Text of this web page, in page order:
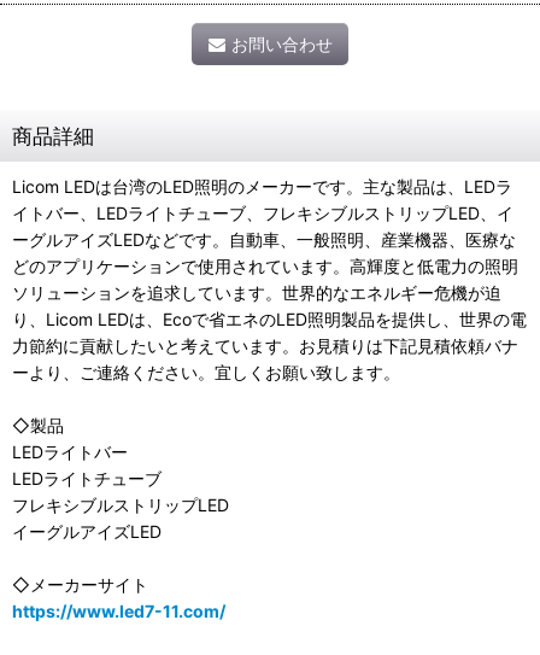
お問い合わせ
商品詳細
Licom LEDは台湾のLED照明のメーカーです。主な製品は、LEDラ
イトバー、LEDライトチューブ、フレキシブルストリップLED、イ
ーグルアイズLEDなどです。自動車、一般照明、産業機器、医療な
どのアプリケーションで使用されています。高輝度と低電力の照明
ソリューションを追求しています。世界的なエネルギー危機が迫
り、Licom LEDは、Ecoで省エネのLED照明製品を提供し、世界の電
力節約に貢献したいと考えています。お見積りは下記見積依頼バナ
ーより、ご連絡ください。宜しくお願い致します。
◇製品
LEDライトバー
LEDライトチューブ
フレキシブルストリップLED
イーグルアイズLED
◇メーカーサイト
https://www.led7-11.com/